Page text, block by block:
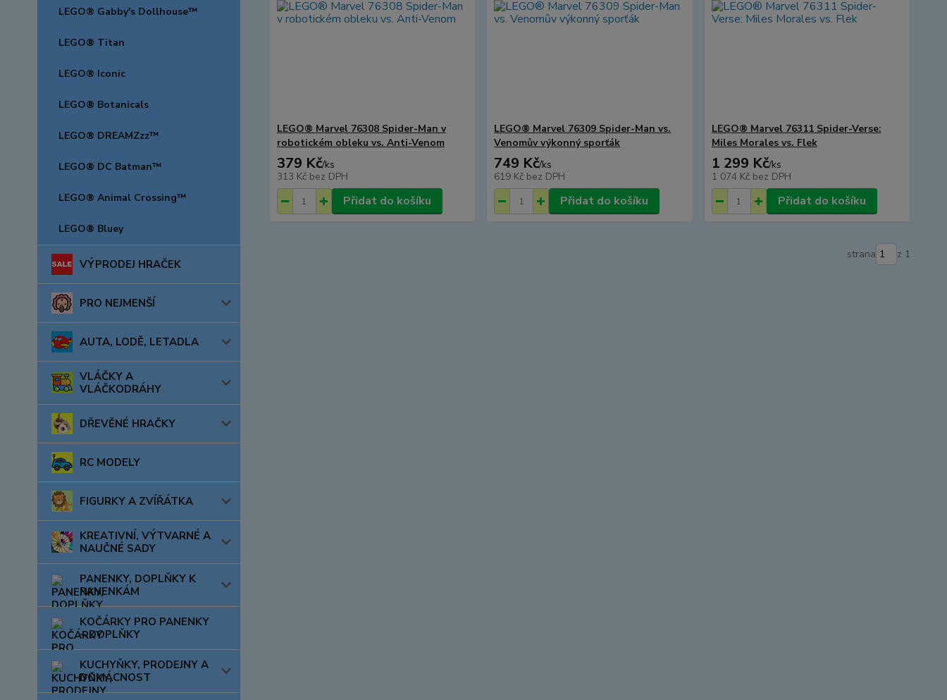
LEGO® Gabby's Dollhouse™
LEGO® Titan
LEGO® Iconic
LEGO® Botanicals
LEGO® DREAMZzz™
LEGO® DC Batman™
LEGO® Animal Crossing™
LEGO® Bluey
VÝPRODEJ HRAČEK
PRO NEJMENŠÍ
AUTA, LODĚ, LETADLA
VLÁČKY A
VLÁČKODRÁHY
DŘEVĚNÉ HRAČKY
RC MODELY
FIGURKY A ZVÍŘÁTKA
KREATIVNÍ, VÝTVARNÉ A
NAUČNÉ SADY
PANENKY, DOPLŇKY K
PANENKÁM
KOČÁRKY PRO PANENKY
+ DOPLŇKY
KUCHYŇKY, PRODEJNY A
DOMÁCNOST
LEGO® Marvel 76308 Spider-Man v
robotickém obleku vs. Anti-Venom
379 Kč/ks
313 Kč bez DPH
Přidat do košíku
LEGO® Marvel 76309 Spider-Man vs.
Venomův výkonný sporťák
749 Kč/ks
619 Kč bez DPH
Přidat do košíku
LEGO® Marvel 76311 Spider-Verse:
Miles Morales vs. Flek
1 299 Kč/ks
1 074 Kč bez DPH
Přidat do košíku
strana z 1